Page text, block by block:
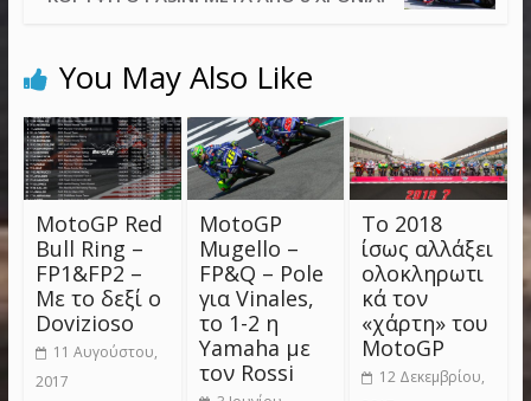
You May Also Like
MotoGP Red
Bull Ring –
FP1&FP2 –
Με το δεξί ο
Dovizioso
11 Αυγούστου,
2017
MotoGP
Mugello –
FP&Q – Pole
για Vinales,
το 1-2 η
Yamaha με
τον Rossi
Το 2018
ίσως αλλάξει
ολοκληρωτι
κά τον
«χάρτη» του
MotoGP
12 Δεκεμβρίου,